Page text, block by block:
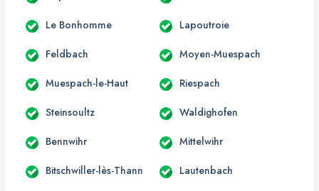
Le Bonhomme Lapoutroie
Feldbach Moyen-Muespach
Muespach-le-Haut Riespach
Steinsoultz Waldighofen
Bennwihr Mittelwihr
Bitschwiller-lès-Thann Lautenbach